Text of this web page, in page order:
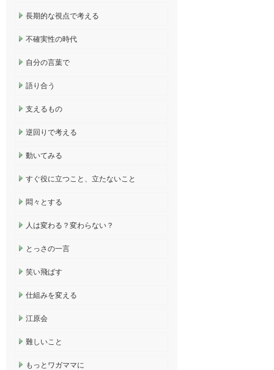
長期的な視点で考える
不確実性の時代
自分の言葉で
語り合う
支えるもの
逆回りで考える
動いてみる
すぐ役に立つこと、立たないこと
悶々とする
人は変わる？変わらない？
とっさの一言
笑い飛ばす
仕組みを変える
江原会
難しいこと
もっとワガママに